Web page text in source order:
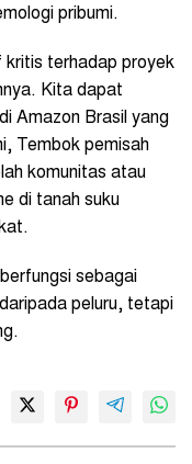
pribumi.
kritis terhadap proyek
Kita dapat
Amazon Brasil yang
Tembok pemisah
komunitas atau
di tanah suku
sebagai
peluru, tetapi